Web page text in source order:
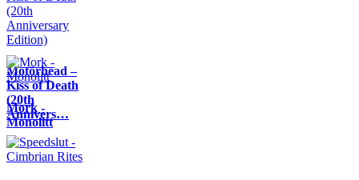
Motörhead –
Kiss of Death
(20th
Annivers…
Mork -
Monolitt